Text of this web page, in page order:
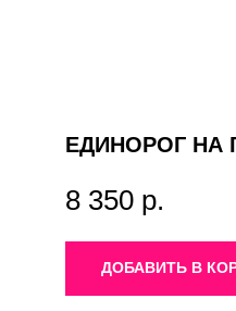
ЕДИНОРОГ НА
8 350 р.
ДОБАВИТЬ В